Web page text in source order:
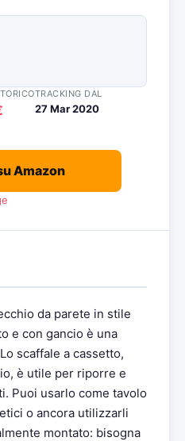
TRACKING DAL
27 Mar 2020
Amazon
da parete in stile
e con gancio è una
scaffale a cassetto,
è utile per riporre e
Puoi usarlo come tavolo
o ancora utilizzarli
montato: bisogna